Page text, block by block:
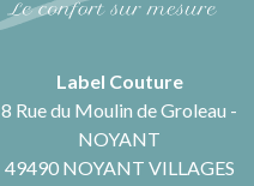
Label Couture
8 Rue du Moulin de Groleau -
NOYANT
49490 NOYANT VILLAGES